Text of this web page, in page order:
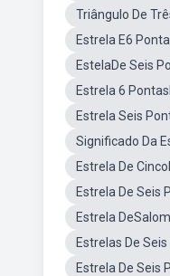
Triângulo De
Estrela E6
EstelaDe Seis
Estrela 6
Estrela Seis
Significado Da
Estrela De
Estrela De Seis
Estrela
Estrelas De
Estrela De Seis